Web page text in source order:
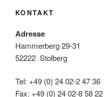
KONTAKT
Adresse
Hammerberg 29-31
52222 Stolberg
Tel: +49 (0) 24 02-2 47 36
Fax: +49 (0) 24 02-8 58 22